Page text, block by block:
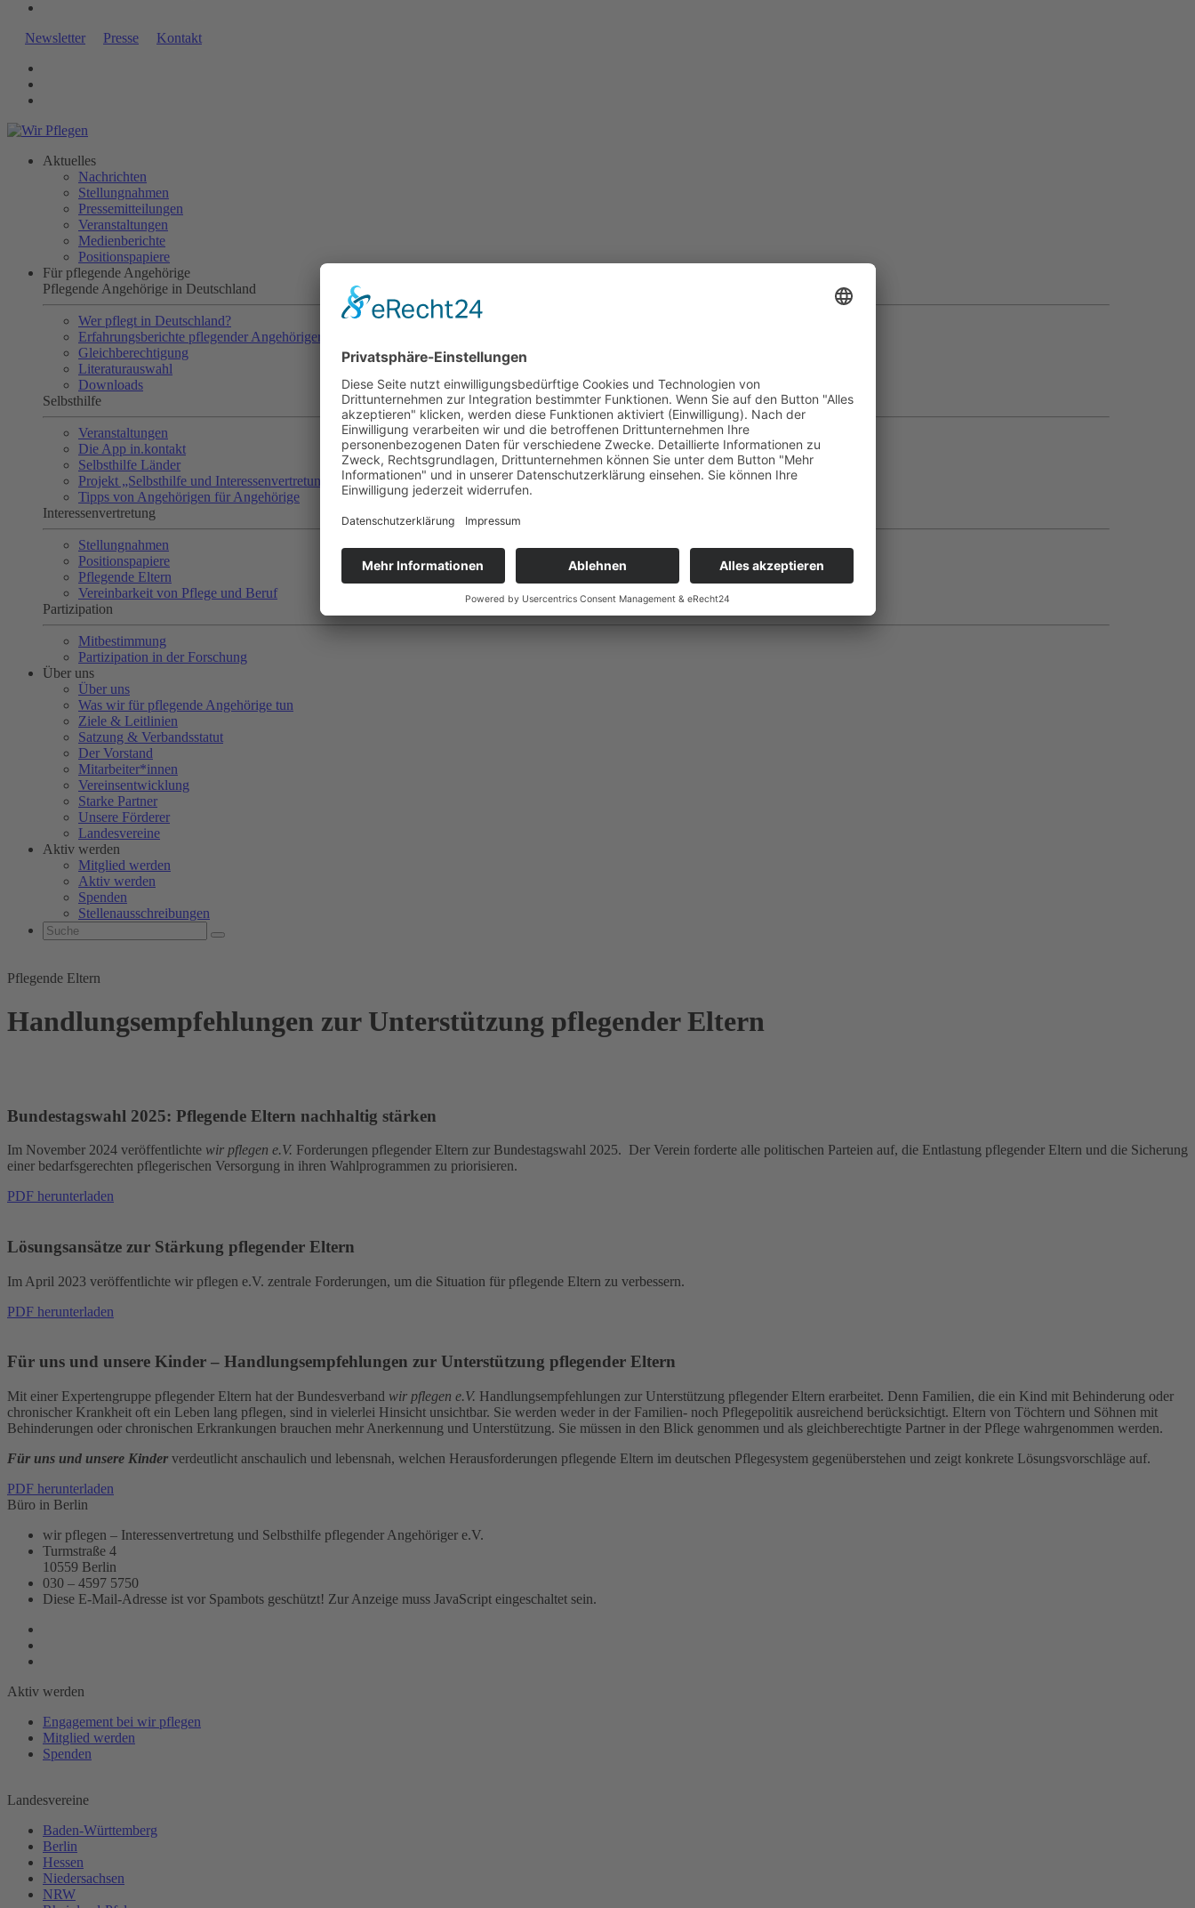
Newsletter Presse Kontakt
Aktuelles
Nachrichten
Stellungnahmen
Pressemitteilungen
Veranstaltungen
Medienberichte
Positionspapiere
Für pflegende Angehörige
Pflegende Angehörige in Deutschland
Wer pflegt in Deutschland?
Erfahrungsberichte pflegender Angehöriger
Gleichberechtigung
Literaturauswahl
Downloads
Selbsthilfe
Veranstaltungen
Die App in.kontakt
Selbsthilfe Länder
Projekt „Selbsthilfe und Interessenvertretung“
Tipps von Angehörigen für Angehörige
Interessenvertretung
Stellungnahmen
Positionspapiere
Pflegende Eltern
Vereinbarkeit von Pflege und Beruf
Partizipation
Mitbestimmung
Partizipation in der Forschung
Über uns
Über uns
Was wir für pflegende Angehörige tun
Ziele & Leitlinien
Satzung & Verbandsstatut
Der Vorstand
Mitarbeiter*innen
Vereinsentwicklung
Starke Partner
Unsere Förderer
Landesvereine
Aktiv werden
Mitglied werden
Aktiv werden
Spenden
Stellenausschreibungen
Pflegende Eltern
Handlungsempfehlungen zur Unterstützung pflegender Eltern
Bundestagswahl 2025: Pflegende Eltern nachhaltig stärken
Im November 2024 veröffentlichte wir pflegen e.V. Forderungen pflegender Eltern zur Bundestagswahl 2025. Der Verein forderte alle politischen Parteien auf, die Entlastung pflegender Eltern und die Sicherung
einer bedarfsgerechten pflegerischen Versorgung in ihren Wahlprogrammen zu priorisieren.
PDF herunterladen
Lösungsansätze zur Stärkung pflegender Eltern
Im April 2023 veröffentlichte wir pflegen e.V. zentrale Forderungen, um die Situation für pflegende Eltern zu verbessern.
PDF herunterladen
Für uns und unsere Kinder – Handlungsempfehlungen zur Unterstützung pflegender Eltern
Mit einer Expertengruppe pflegender Eltern hat der Bundesverband wir pflegen e.V. Handlungsempfehlungen zur Unterstützung pflegender Eltern erarbeitet. Denn Familien, die ein Kind mit Behinderung oder
chronischer Krankheit oft ein Leben lang pflegen, sind in vielerlei Hinsicht unsichtbar. Sie werden weder in der Familien- noch Pflegepolitik ausreichend berücksichtigt. Eltern von Töchtern und Söhnen mit
Behinderungen oder chronischen Erkrankungen brauchen mehr Anerkennung und Unterstützung. Sie müssen in den Blick genommen und als gleichberechtigte Partner in der Pflege wahrgenommen werden.
Für uns und unsere Kinder verdeutlicht anschaulich und lebensnah, welchen Herausforderungen pflegende Eltern im deutschen Pflegesystem gegenüberstehen und zeigt konkrete Lösungsvorschläge auf.
PDF herunterladen
Büro in Berlin
wir pflegen – Interessenvertretung und Selbsthilfe pflegender Angehöriger e.V.
Turmstraße 4
10559 Berlin
030 – 4597 5750
Diese E-Mail-Adresse ist vor Spambots geschützt! Zur Anzeige muss JavaScript eingeschaltet sein.
Aktiv werden
Engagement bei wir pflegen
Mitglied werden
Spenden
Landesvereine
Baden-Württemberg
Berlin
Hessen
Niedersachsen
NRW